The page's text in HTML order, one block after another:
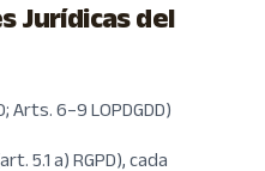
Jurídicas del
Arts. 6–9 LOPDGDD)
5.1 a) RGPD), cada